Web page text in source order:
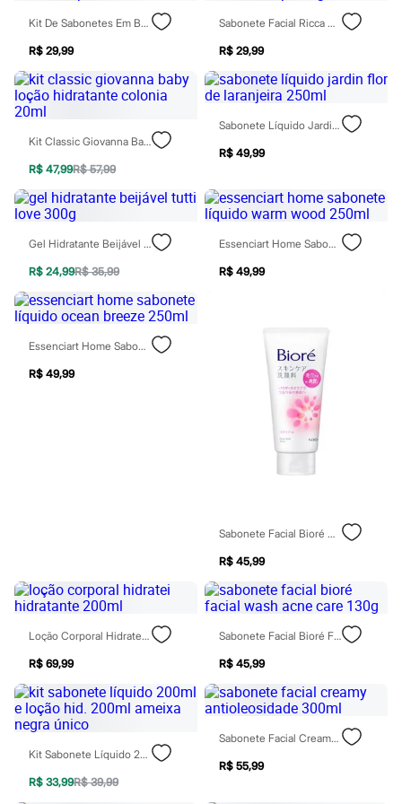
Sapatos
Sandálias e Papetes
Tênis
Moda esportiva
Acessórios
Bermudas
Camisetas
Calças
Regatas
Moda íntima
Cuecas
Meias
Pijamas
Moda praia
Personagens
Plus size
Blusas e Camisetas
Calças
Casacos e Jaquetas
Jeans
Moda esportiva
10 a 16 anos
Roupas menino
1 a 5 anos
4 a 12 anos
10 a 16 anos
Acessórios
Recém-nascido
Bolsas e Mochilas
Chapéus
Calçados
Chinelos
Pantufas
Kit De Sabonetes Em Barra Banho De Pétalas Beleza Cea
R$ 29,99
Sabonete Facial Ricca Mousse Whip 120g
R$ 29,99
Kit Classic Giovanna Baby Loção Hidratante Colonia 20ml
R$ 47,99R$ 57,99
Sabonete Líquido Jardin Flor De Laranjeira 250ml
R$ 49,99
Gel Hidratante Beijável Tutti Love 300g
R$ 24,99R$ 35,99
Essenciart Home Sabonete Líquido Warm Wood 250ml
R$ 49,99
Essenciart Home Sabonete Líquido Ocean Breeze 250ml
R$ 49,99
Sabonete Facial Bioré Wash Scrub 130g
R$ 45,99
Loção Corporal Hidratei Hidratante 200ml
R$ 69,99
Sabonete Facial Bioré Facial Wash Acne Care 130g
R$ 45,99
Kit Sabonete Líquido 200ml E Loção Hid. 200ml Ameixa Negra Único
R$ 33,99R$ 39,99
Sabonete Facial Creamy Antioleosidade 300ml
R$ 55,99